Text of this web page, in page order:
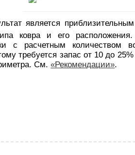
является
ковра и его
с расчетным количеством
требуется запас от 10 до
См.«Рекомендации».